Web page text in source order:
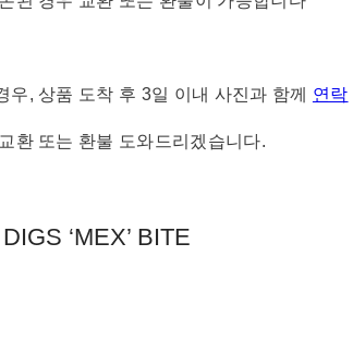
우, 상품 도착 후 3일 이내 사진과 함께 연락
환 또는 환불 도와드리겠습니다.
‘MEX’ BITE